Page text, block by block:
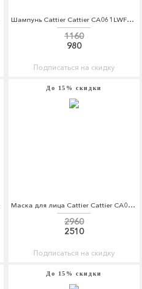
Шампунь Cattier Cattier CA061LWFLK80
1160
980
Подписаться на скидку
До 15% скидки
Маска для лица Cattier Cattier CA061LWFLK65
2960
2510
Подписаться на скидку
До 15% скидки